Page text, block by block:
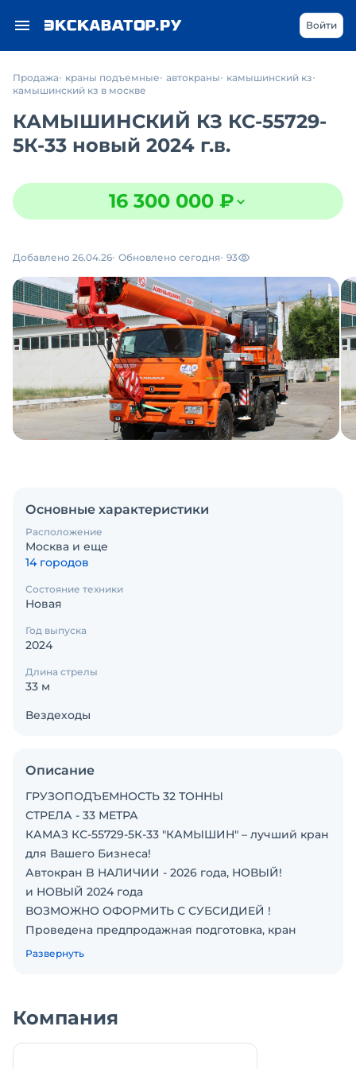
Войти
Продажа краны подъемные автокраны
камышинский кз
камышинский кз в москве
КАМЫШИНСКИЙ КЗ КС-55729-
5К-33 новый 2024 г.в.
16 300 000 ₽
Добавлено 26.04.26 Обновлено сегодня 93
Основные характеристики
Расположение
Москва и еще
14 городов
Состояние техники
Новая
Год выпуска
2024
Длина стрелы
33 м
Вездеходы
Описание
ГРУЗОПОДЪЕМНОСТЬ 32 ТОННЫ
СТРЕЛА - 33 МЕТРА
КАМАЗ КС-55729-5К-33 "КАМЫШИН" – лучший кpaн
для Вaшего Бизнеса!
Автокран B HAЛИЧИИ - 2026 года, НОВЫЙ!
и НОВЫЙ 2024 года
ВОЗМОЖНО ОФОРМИТЬ С СУБСИДИЕЙ !
Проведена предпродажная подготовка, кран
готов к эксплуатации!
Доставка по России своими тралами
«АВТОКРАНЛИДЕР»– стабильная компания с
Развернуть
Компания